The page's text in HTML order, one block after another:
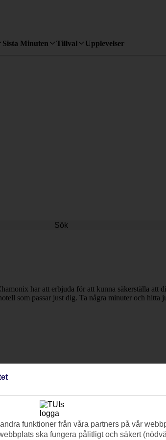
Sista Minuten Tillval Upplevelser
Sök
har att erbjuda för att kunna säkerställa att
som passar just dig. Ta några minuter och hitta
funktioner från våra partners på vår
ska fungera pålitligt och säkert